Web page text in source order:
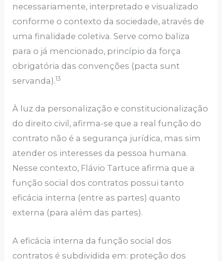
necessariamente, interpretado e visualizado
conforme o contexto da sociedade, através de
uma finalidade coletiva. Serve como baliza
para o já mencionado, princípio da força
obrigatória das convenções (pacta sunt
servanda).13
À luz da personalização e constitucionalização
do direito civil, afirma-se que a real função do
contrato não é a segurança jurídica, mas sim
atender os interesses da pessoa humana.
Nesse contexto, Flávio Tartuce afirma que a
função social dos contratos possui tanto
eficácia interna (entre as partes) quanto
externa (para além das partes).
A eficácia interna da função social dos
contratos é subdividida em: proteção dos